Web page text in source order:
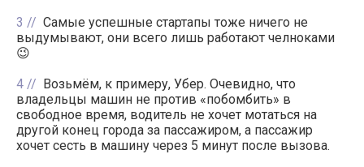
3
Самые успешные стартапы тоже ничего не
выдумывают, они всего лишь работают челноками
😉
4
Возьмём, к примеру, Убер. Очевидно, что
владельцы машин не против «побомбить» в
свободное время, водитель не хочет мотаться на
другой конец города за пассажиром, а пассажир
хочет сесть в машину через 5 минут после вызова.